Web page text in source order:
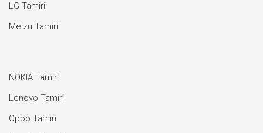
LG Tamiri
Meizu Tamiri
NOKIA Tamiri
Lenovo Tamiri
Oppo Tamiri